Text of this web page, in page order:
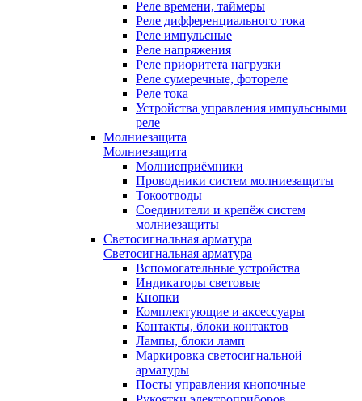
Реле времени, таймеры
Реле дифференциального тока
Реле импульсные
Реле напряжения
Реле приоритета нагрузки
Реле сумеречные, фотореле
Реле тока
Устройства управления импульсными
реле
Молниезащита
Молниезащита
Молниеприёмники
Проводники систем молниезащиты
Токоотводы
Соединители и крепёж систем
молниезащиты
Светосигнальная арматура
Светосигнальная арматура
Вспомогательные устройства
Индикаторы световые
Кнопки
Комплектующие и аксессуары
Контакты, блоки контактов
Лампы, блоки ламп
Маркировка светосигнальной
арматуры
Посты управления кнопочные